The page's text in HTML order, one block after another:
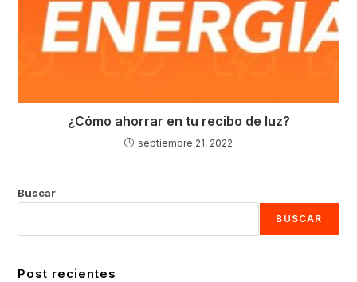
¿Cómo ahorrar en tu recibo de luz?
septiembre 21, 2022
Buscar
BUSCAR
Post recientes